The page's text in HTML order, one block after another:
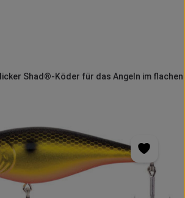
Shad®-Köder für das Angeln im flachen